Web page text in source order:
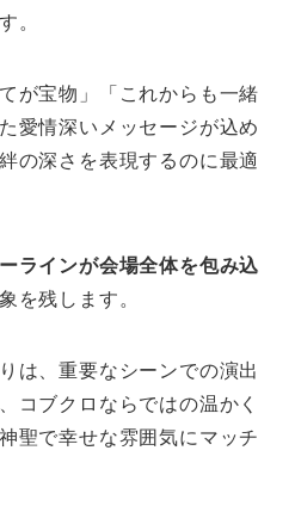
。
が宝物」「これからも一緒
愛情深いメッセージが込め
の深さを表現するのに最適
ラインが会場全体を包み込
を残します。
は、重要なシーンでの演出
コブクロならではの温かく
聖で幸せな雰囲気にマッチ